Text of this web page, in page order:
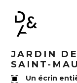
JARDIN
SAINT-
Un écrin